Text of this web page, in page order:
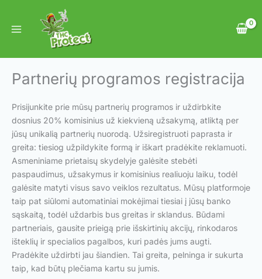
turinio
Partnerių programos registracija
Prisijunkite prie mūsų partnerių programos ir uždirbkite
dosnius 20% komisinius už kiekvieną užsakymą, atliktą per
jūsų unikalią partnerių nuorodą. Užsiregistruoti paprasta ir
greita: tiesiog užpildykite formą ir iškart pradėkite reklamuoti.
Asmeniniame prietaisų skydelyje galėsite stebėti
paspaudimus, užsakymus ir komisinius realiuoju laiku, todėl
galėsite matyti visus savo veiklos rezultatus. Mūsų platformoje
taip pat siūlomi automatiniai mokėjimai tiesiai į jūsų banko
sąskaitą, todėl uždarbis bus greitas ir sklandus. Būdami
partneriais, gausite prieigą prie išskirtinių akcijų, rinkodaros
išteklių ir specialios pagalbos, kuri padės jums augti.
Pradėkite uždirbti jau šiandien. Tai greita, pelninga ir sukurta
taip, kad būtų plečiama kartu su jumis.